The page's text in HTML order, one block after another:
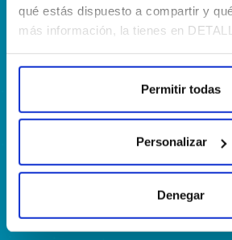
qué estás dispuesto a compartir y
más información, la tienes en
Permitir todas
Personalizar
Denegar
(+34) 910 40 46 33
¿Dónde estamos?
linkedin
instagram